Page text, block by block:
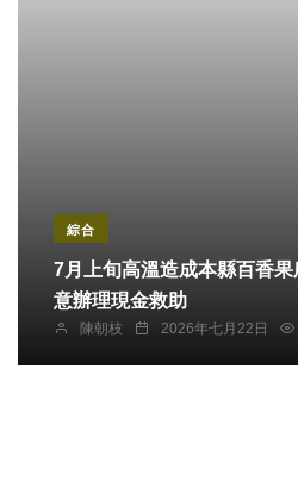
綜合
7月上旬高溫造成本縣百香
意辦理現金救助
陳朝枝 2026年七月22日